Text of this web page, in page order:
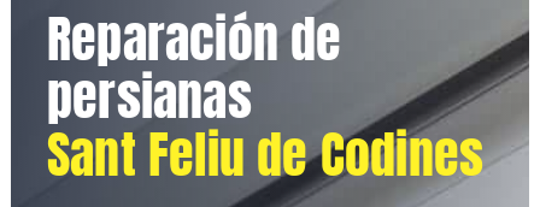
Reparación de
persianas
Sant Feliu de Codines